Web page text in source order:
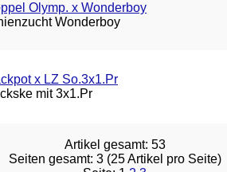
Olymp. x Wonderboy
Wonderboy
x LZ So.3x1.Pr
mit 3x1.Pr
Artikel gesamt: 53
Seiten gesamt: 3 (25 Artikel pro Seite)